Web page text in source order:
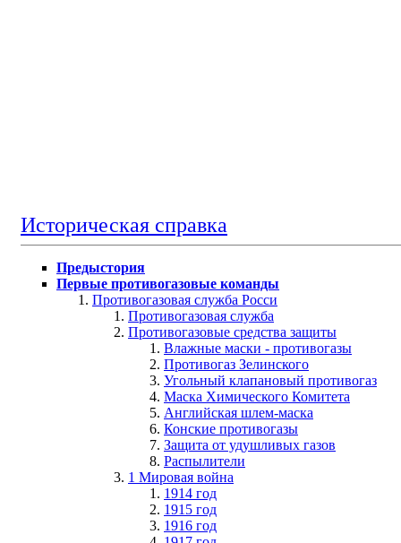
Историческая справка
Предыстория
Первые противогазовые команды
Противогазовая служба Росси
Противогазовая служба
Противогазовые средства защиты
Влажные маски - противогазы
Противогаз Зелинского
Угольный клапановый противогаз
Маска Химического Комитета
Английская шлем-маска
Конские противогазы
Защита от удушливых газов
Распылители
1 Мировая война
1914 год
1915 год
1916 год